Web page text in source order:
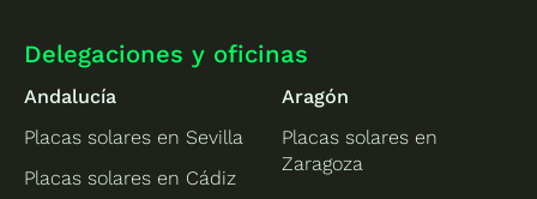
Delegaciones y oficinas
Andalucía
Placas solares en Sevilla
Placas solares en Cádiz
Aragón
Placas solares en
Zaragoza